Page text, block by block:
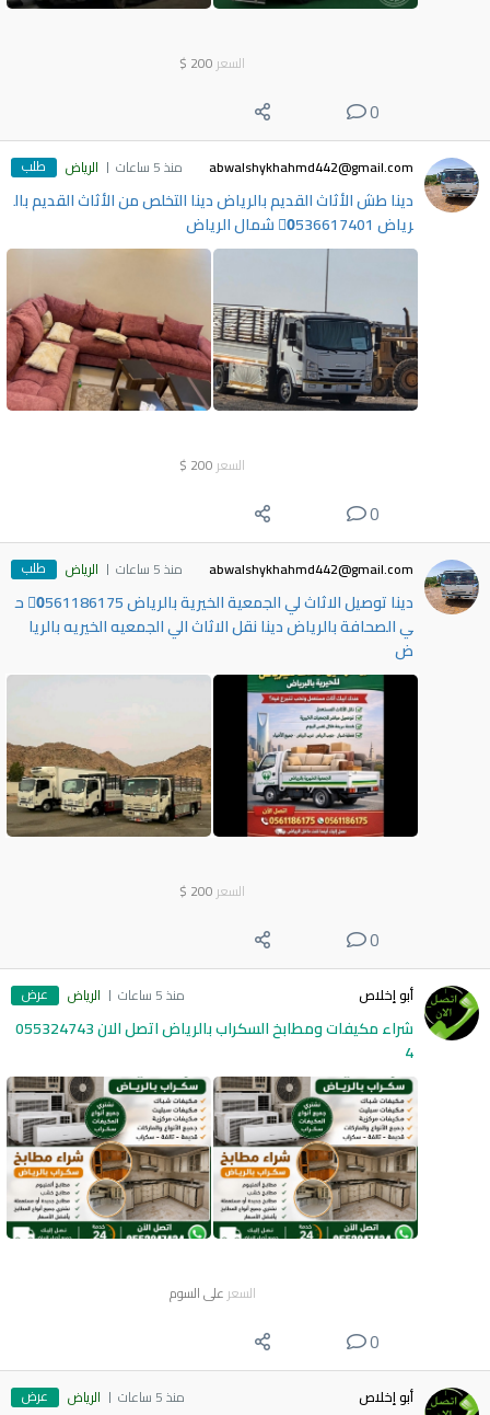
السعر 200
$
0
abwalshykhahmd442@gmail.com منذ 5 ساعات الرياض طلب
دينا طش الأثاث القديم بالرياض دينا التخلص من الأثاث القديم بال
رياض 0َ536617401 شمال الرياض
السعر 200
$
0
abwalshykhahmd442@gmail.com منذ 5 ساعات الرياض طلب
دينا توصيل الاثاث لي الجمعية الخيرية بالرياض 0َ561186175 ح
ي الصحافة بالرياض دينا نقل الاثاث الي الجمعيه الخيريه بالريا
ض
السعر 200
$
0
أبو إخلاص منذ 5 ساعات الرياض عرض
شراء مكيفات ومطابخ السكراب بالرياض اتصل الان 055324743
4
السعر على السوم
0
أبو إخلاص منذ 5 ساعات الرياض عرض